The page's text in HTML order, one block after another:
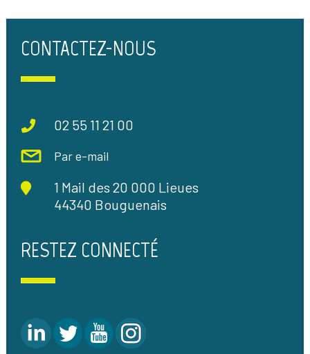
CONTACTEZ-NOUS
02 55 11 21 00
Par e-mail
1 Mail des 20 000 Lieues
44340 Bouguenais
RESTEZ CONNECTÉ